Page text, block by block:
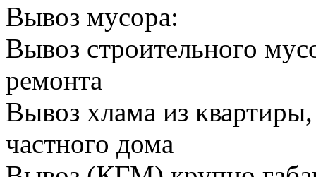
Вывоз мусора:
Вывоз строительного
ремонта
Вывоз хлама из
частного дома